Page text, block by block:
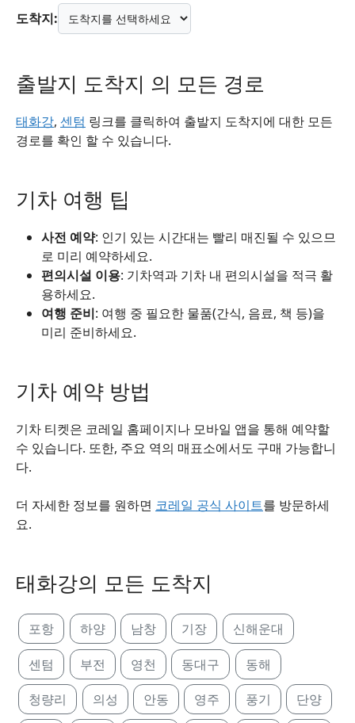
도착지:
출발지 도착지 의 모든 경로
태화강, 센텀 링크를 클릭하여 출발지 도착지에 대한 모든
경로를 확인 할 수 있습니다.
기차 여행 팁
사전 예약: 인기 있는 시간대는 빨리 매진될 수 있으므
로 미리 예약하세요.
편의시설 이용: 기차역과 기차 내 편의시설을 적극 활
용하세요.
여행 준비: 여행 중 필요한 물품(간식, 음료, 책 등)을
미리 준비하세요.
기차 예약 방법
기차 티켓은 코레일 홈페이지나 모바일 앱을 통해 예약할
수 있습니다. 또한, 주요 역의 매표소에서도 구매 가능합니
다.
더 자세한 정보를 원하면 코레일 공식 사이트를 방문하세
요.
태화강의 모든 도착지
포항 하양 남창 기장 신해운대
센텀 부전 영천 동대구 동해
청량리 의성 안동 영주 풍기 단양